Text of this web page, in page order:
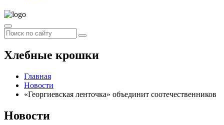
Хлебные крошки
Главная
Новости
«Георгиевская ленточка» объединит соотечественников
Новости